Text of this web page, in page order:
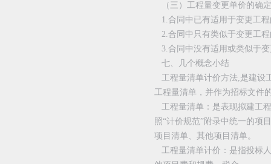
（三）工程量变更单价的确定
1.合同中已有适用于变更工
2.合同中只有类似于变更工
3.合同中没有适用或类似于
七、几个概念小结
工程量清单计价方法,是建设
工程量清单，并作为招标文件
工程量清单：是表现拟建工
照“计价规范”附录中统一的项
项目清单、其他项目清单。
工程量清单计价：是指投标